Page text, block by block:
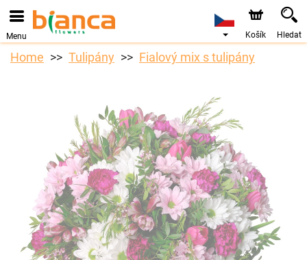
Menu Košík Hledat
Home Tulipány Fialový mix s tulipány